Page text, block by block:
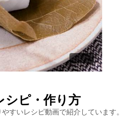
ピ・作り方
すいレシピ動画で紹介しています。